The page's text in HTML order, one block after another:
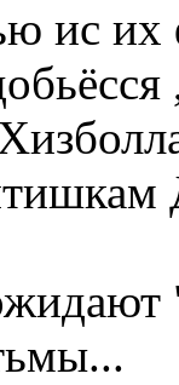
ис их